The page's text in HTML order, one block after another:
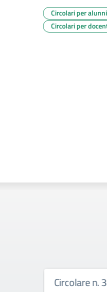
Circolari per
Circolari per
Circolare n.